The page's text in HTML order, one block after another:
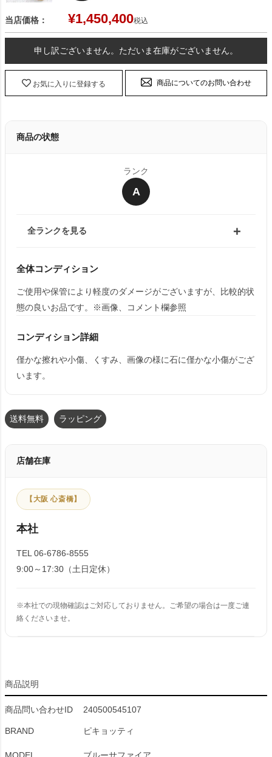
当店価格： ¥1,450,400税込
申し訳ございません。ただいま在庫がございません。
お気に入りに登録する 商品についてのお問い合わせ
商品の状態
ランク
A
全ランクを見る
全体コンディション
ご使用や保管により軽度のダメージがございますが、比較的状
態の良いお品です。※画像、コメント欄参照
コンディション詳細
僅かな擦れや小傷、くすみ、画像の様に石に僅かな小傷がござ
います。
送料無料 ラッピング
店舗在庫
【大阪 心斎橋】
本社
TEL 06-6786-8555
9:00～17:30（土日定休）
※本社での現物確認はご対応しておりません。ご希望の場合は一度ご連
絡くださいませ。
商品説明
商品問い合わせID 240500545107
BRAND ピキョッティ